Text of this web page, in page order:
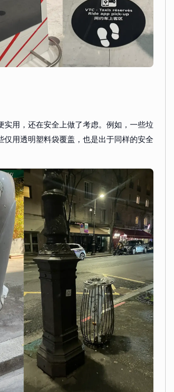
用，还在安全上做了考虑。例如，一些垃
用透明塑料袋覆盖，也是出于同样的安全